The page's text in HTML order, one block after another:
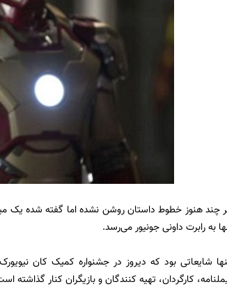
به رابرت داونی جونیور می‌رسد.
کارگردان، تهیه کنندگان و بازیگران کنار گذاشته